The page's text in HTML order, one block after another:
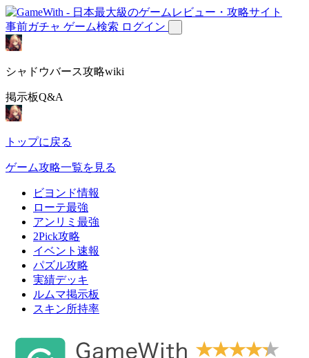
事前ガチャ ゲーム検索 ログイン
シャドウバース攻略wiki
掲示板Q&A
トップに戻る
ゲーム攻略一覧を見る
ビヨンド情報
ローテ最強
アンリミ最強
2Pick攻略
イベント速報
パズル攻略
実績デッキ
ルムマ掲示板
スキン所持率